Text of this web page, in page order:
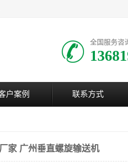
全国服务咨
户案例 联系方式
家 广州垂直螺旋输送机